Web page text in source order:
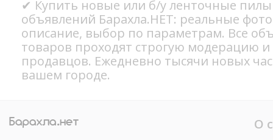
✔ Купить новые или б/у ленточные пилы
объявлений Барахла.НЕТ: реальные
описание, выбор по параметрам. Все
товаров проходят строгую модерацию
продавцов. Ежедневно тысячи новых
вашем городе.
О